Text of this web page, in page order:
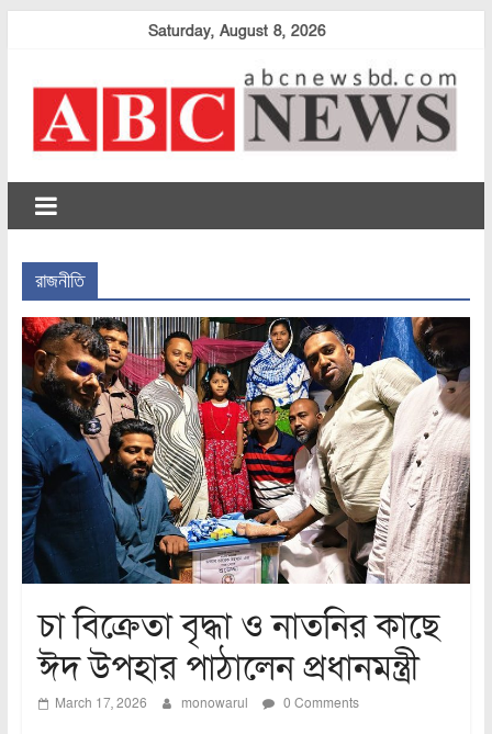
Saturday, August 8, 2026
abcnewsbd
রাজনীতি
চা বিক্রেতা বৃদ্ধা ও নাতনির কাছে
ঈদ উপহার পাঠালেন প্রধানমন্ত্রী
March 17, 2026 monowarul 0 Comments